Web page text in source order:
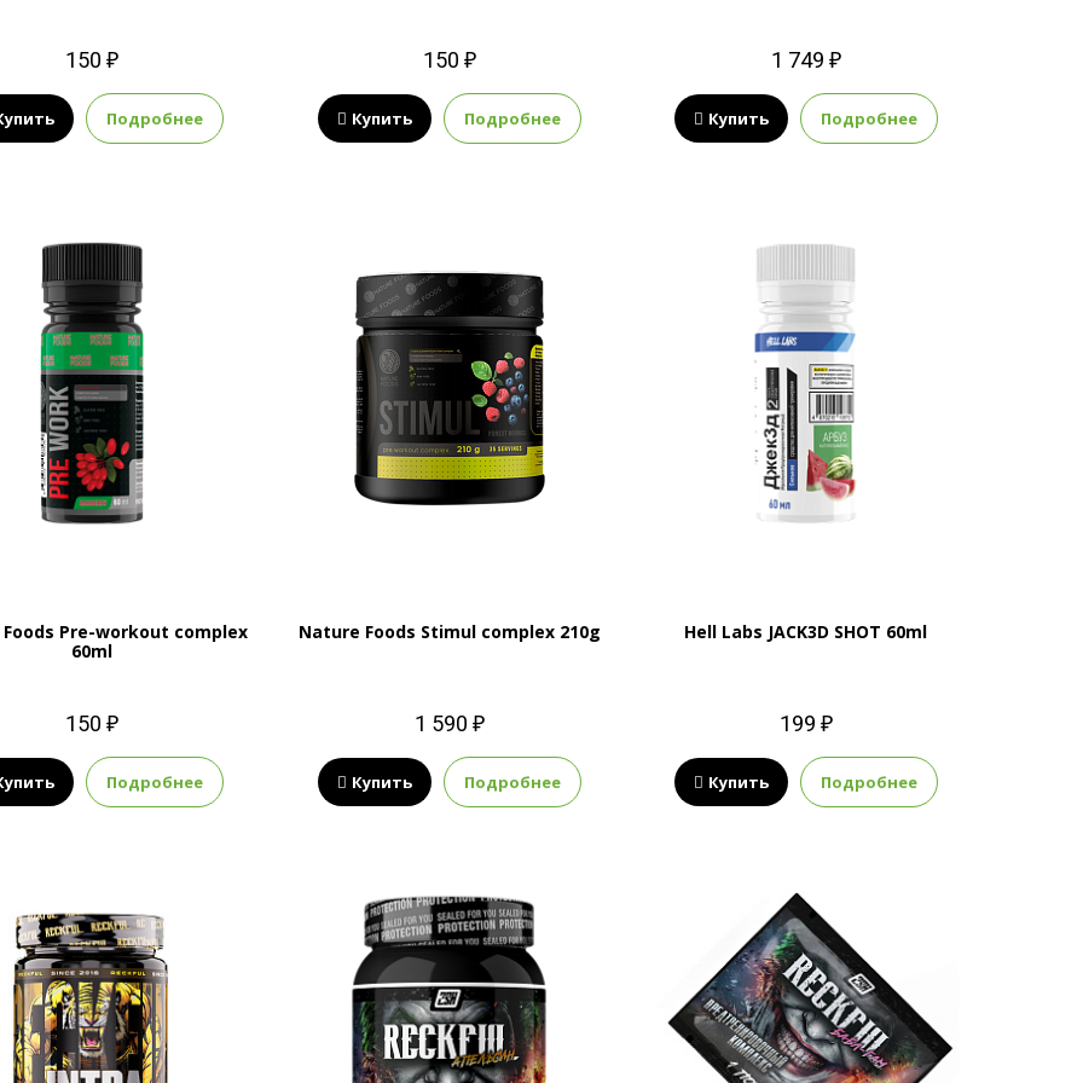
150 ₽
Подробнее
150 ₽
Купить Подробнее
1 749 ₽
Купить Подробнее
Pre-workout complex
60ml
150 ₽
Подробнее
Nature Foods Stimul complex 210g
1 590 ₽
Купить Подробнее
Hell Labs JACK3D SHOT 60ml
199 ₽
Купить Подробнее